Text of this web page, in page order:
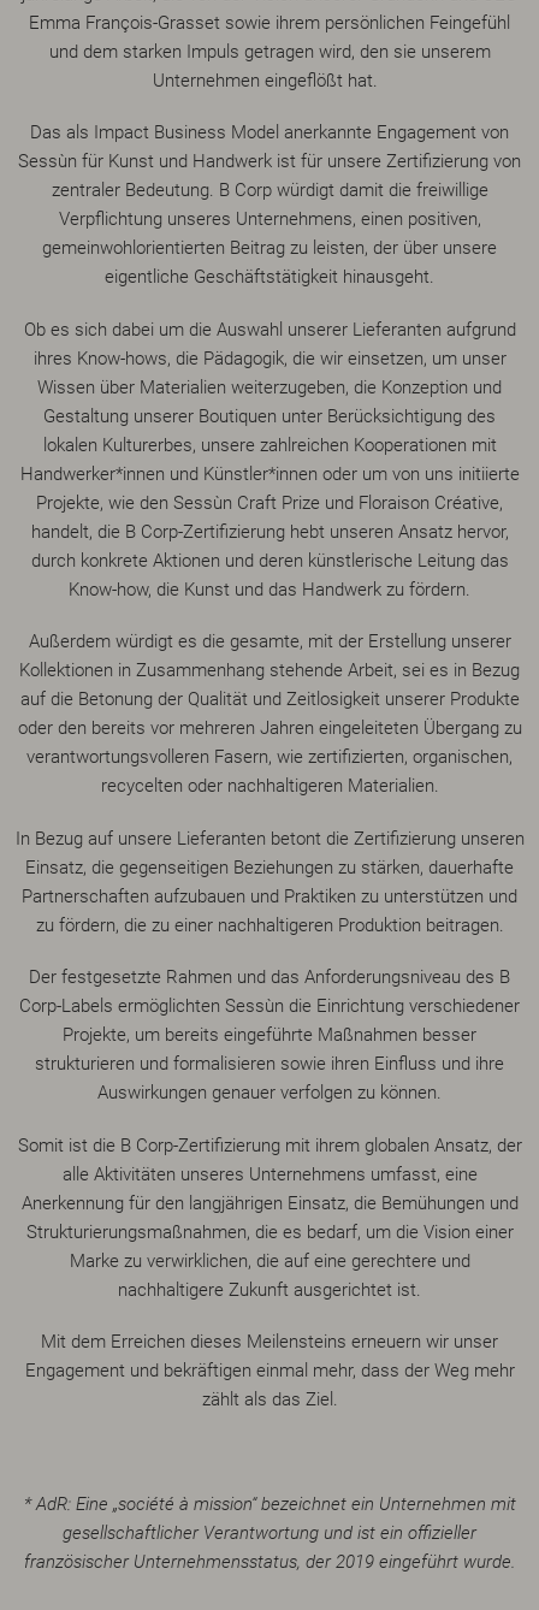
Emma François-Grasset sowie ihrem persönlichen Feingefühl
und dem starken Impuls getragen wird, den sie unserem
Unternehmen eingeflößt hat.
Das als Impact Business Model anerkannte Engagement von
Sessùn für Kunst und Handwerk ist für unsere Zertifizierung von
zentraler Bedeutung. B Corp würdigt damit die freiwillige
Verpflichtung unseres Unternehmens, einen positiven,
gemeinwohlorientierten Beitrag zu leisten, der über unsere
eigentliche Geschäftstätigkeit hinausgeht.
Ob es sich dabei um die Auswahl unserer Lieferanten aufgrund
ihres Know-hows, die Pädagogik, die wir einsetzen, um unser
Wissen über Materialien weiterzugeben, die Konzeption und
Gestaltung unserer Boutiquen unter Berücksichtigung des
lokalen Kulturerbes, unsere zahlreichen Kooperationen mit
Handwerker*innen und Künstler*innen oder um von uns initiierte
Projekte, wie den Sessùn Craft Prize und Floraison Créative,
handelt, die B Corp-Zertifizierung hebt unseren Ansatz hervor,
durch konkrete Aktionen und deren künstlerische Leitung das
Know-how, die Kunst und das Handwerk zu fördern.
Außerdem würdigt es die gesamte, mit der Erstellung unserer
Kollektionen in Zusammenhang stehende Arbeit, sei es in Bezug
auf die Betonung der Qualität und Zeitlosigkeit unserer Produkte
oder den bereits vor mehreren Jahren eingeleiteten Übergang zu
verantwortungsvolleren Fasern, wie zertifizierten, organischen,
recycelten oder nachhaltigeren Materialien.
In Bezug auf unsere Lieferanten betont die Zertifizierung unseren
Einsatz, die gegenseitigen Beziehungen zu stärken, dauerhafte
Partnerschaften aufzubauen und Praktiken zu unterstützen und
zu fördern, die zu einer nachhaltigeren Produktion beitragen.
Der festgesetzte Rahmen und das Anforderungsniveau des B
Corp-Labels ermöglichten Sessùn die Einrichtung verschiedener
Projekte, um bereits eingeführte Maßnahmen besser
strukturieren und formalisieren sowie ihren Einfluss und ihre
Auswirkungen genauer verfolgen zu können.
Somit ist die B Corp-Zertifizierung mit ihrem globalen Ansatz, der
alle Aktivitäten unseres Unternehmens umfasst, eine
Anerkennung für den langjährigen Einsatz, die Bemühungen und
Strukturierungsmaßnahmen, die es bedarf, um die Vision einer
Marke zu verwirklichen, die auf eine gerechtere und
nachhaltigere Zukunft ausgerichtet ist.
Mit dem Erreichen dieses Meilensteins erneuern wir unser
Engagement und bekräftigen einmal mehr, dass der Weg mehr
zählt als das Ziel.
* AdR: Eine „société à mission“ bezeichnet ein Unternehmen mit
gesellschaftlicher Verantwortung und ist ein offizieller
französischer Unternehmensstatus, der 2019 eingeführt wurde.